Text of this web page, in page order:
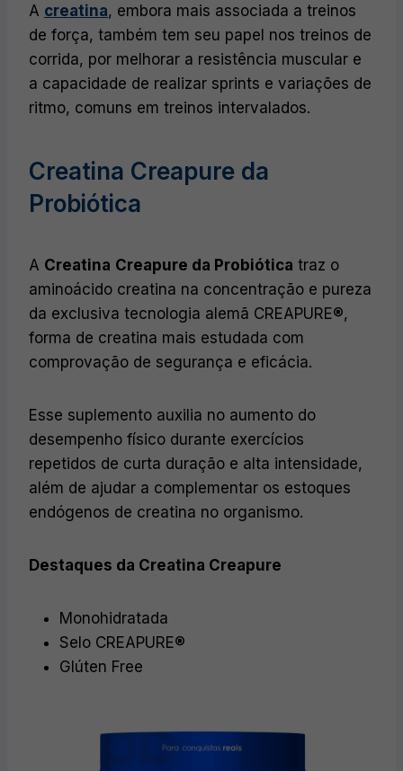
A creatina, embora mais associada a treinos
de força, também tem seu papel nos treinos de
corrida, por melhorar a resistência muscular e
a capacidade de realizar sprints e variações de
ritmo, comuns em treinos intervalados.
Creatina Creapure da
Probiótica
A Creatina Creapure da Probiótica traz o
aminoácido creatina na concentração e pureza
da exclusiva tecnologia alemã CREAPURE®,
forma de creatina mais estudada com
comprovação de segurança e eficácia.
Esse suplemento auxilia no aumento do
desempenho físico durante exercícios
repetidos de curta duração e alta intensidade,
além de ajudar a complementar os estoques
endógenos de creatina no organismo.
Destaques da Creatina Creapure
Monohidratada
Selo CREAPURE®
Glúten Free